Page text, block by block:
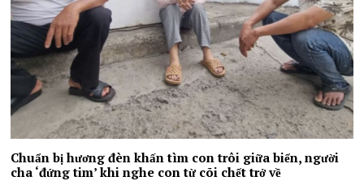
Chuẩn bị hương đèn khấn tìm con trôi giữa biển, người
cha ‘đứng tim’ khi nghe con từ cõi chết trở về